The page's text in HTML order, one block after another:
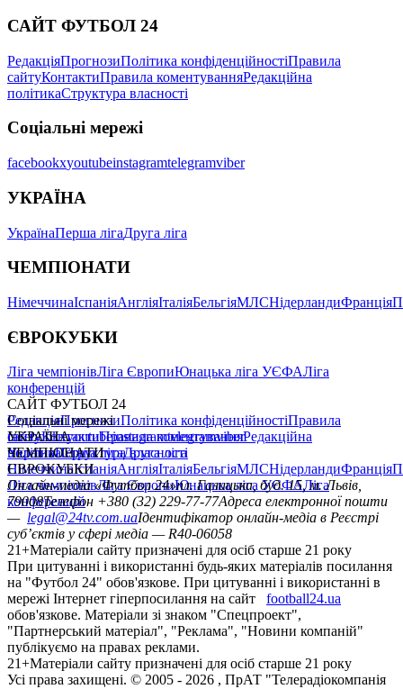
САЙТ ФУТБОЛ 24
РедакціяПрогнозиПолітика конфіденційностіПравила
сайтуКонтактиПравила коментуванняРедакційна
політикаСтруктура власності
Соціальні мережі
facebookxyoutubeinstagramtelegramviber
УКРАЇНА
УкраїнаПерша лігаДруга ліга
ЧЕМПІОНАТИ
НімеччинаІспаніяАнгліяІталіяБельгіяМЛСНідерландиФранція
ЄВРОКУБКИ
Ліга чемпіонівЛіга ЄвропиЮнацька ліга УЄФАЛіга
конференцій
САЙТ ФУТБОЛ 24
РедакціяПрогнозиПолітика конфіденційностіПравила
сайтуКонтактиПравила коментуванняРедакційна
політикаСтруктура власності
Соціальні мережі
facebookxyoutubeinstagramtelegramviber
УКРАЇНА
УкраїнаПерша лігаДруга ліга
ЧЕМПІОНАТИ
НімеччинаІспаніяАнгліяІталіяБельгіяМЛСНідерландиФранція
ЄВРОКУБКИ
Ліга чемпіонівЛіга ЄвропиЮнацька ліга УЄФАЛіга
конференцій
Онлайн-медіа «Футбол 24»пл. Галицька, буд. 15, м. Львів,
79008Телефон +380 (32) 229-77-77Адреса електронної пошти
— legal@24tv.com.uaІдентифікатор онлайн-медіа в Реєстрі
суб’єктів у сфері медіа — R40-06058
21+Матеріали сайту призначені для осіб старше 21 року
При цитуванні і використанні будь-яких матеріалів посилання
на "Футбол 24" обов'язкове. При цитуванні і використанні в
мережі Інтернет гіперпосилання на сайт
football24.ua
обов'язкове. Матеріали зі знаком "Спецпроект",
"Партнерський матеріал", "Реклама", "Новини компаній"
публікуємо на правах реклами.
21+Матеріали сайту призначені для осіб старше 21 року
Усi права захищенi. © 2005 - 2026 , ПрАТ "Телерадіокомпанія